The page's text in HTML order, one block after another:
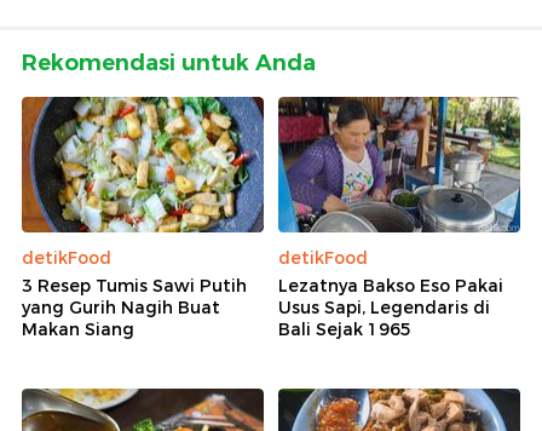
Rekomendasi untuk Anda
detikFood
3 Resep Tumis Sawi Putih
yang Gurih Nagih Buat
Makan Siang
detikFood
Lezatnya Bakso Eso Pakai
Usus Sapi, Legendaris di
Bali Sejak 1965